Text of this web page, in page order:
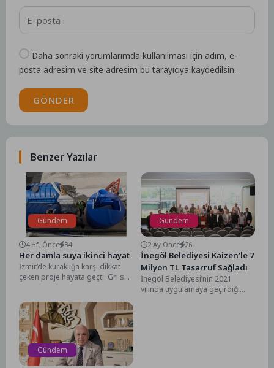
Daha sonraki yorumlarımda kullanılması için adım, e-
posta adresim ve site adresim bu tarayıcıya kaydedilsin.
GÖNDER
Benzer Yazılar
Gündem
4 Hf. Önce 34
Her damla suya ikinci hayat
İzmir’de kuraklığa karşı dikkat
çeken proje hayata geçti. Gri su
Gündem
2 Ay Önce 26
İnegöl Belediyesi Kaizen’le 7
Milyon TL Tasarruf Sağladı
İnegöl Belediyesi’nin 2021
yılında uygulamaya geçirdiği
Gündem